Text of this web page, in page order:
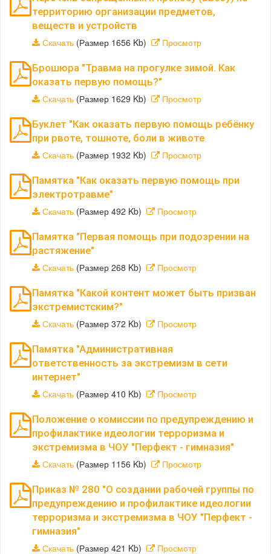
территорию организации предметов,
веществ и устройств
Скачать (Размер 1656 Kb) Просмотр
Брошюра "Травма на прогулке зимой. Как
оказать первую помощь?"
Скачать (Размер 1629 Kb) Просмотр
Буклет "Как оказать первую помощь ребёнку
при рвоте, тошноте, боли в животе
Скачать (Размер 1932 Kb) Просмотр
Памятка "Как оказать первую помощь при
электротравме"
Скачать (Размер 492 Kb) Просмотр
Памятка "Первая помощь при подозрении на
растяжение"
Скачать (Размер 268 Kb) Просмотр
Памятка "Какой контент может быть призван
экстремистским?"
Скачать (Размер 372 Kb) Просмотр
Памятка "Административная
ответственность за экстремизм в сети
интернет"
Скачать (Размер 410 Kb) Просмотр
Положение о комиссии по предупреждению и
профилактике идеологии терроризма и
экстремизма в ЧОУ "Перфект - гимназия"
Скачать (Размер 1156 Kb) Просмотр
Приказ № 280 "О создании рабочей группы по
предупреждению и профилактике идеологии
терроризма и экстремизма в ЧОУ "Перфект -
гимназия"
Скачать (Размер 421 Kb) Просмотр